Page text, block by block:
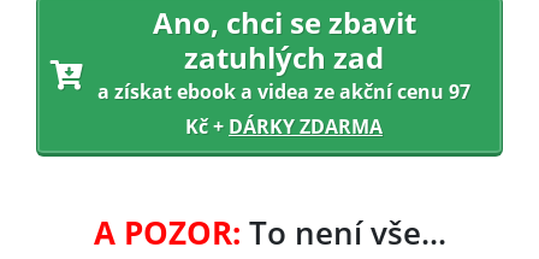
Ano, chci sezbavit
zatuhlých zad
a získat ebook a videa ze akční cenu 97
Kč + DÁRKY ZDARMA
A POZOR: To není vše...